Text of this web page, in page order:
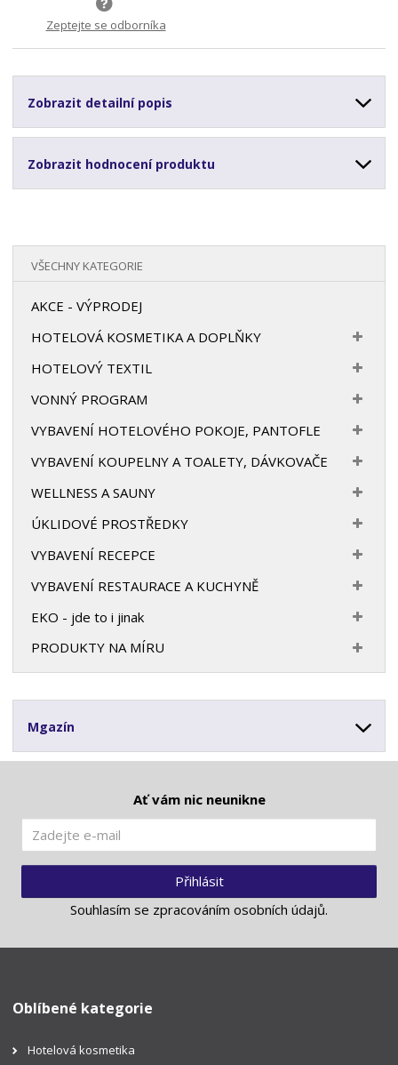
Zeptejte se odborníka
Zobrazit detailní popis
Zobrazit hodnocení produktu
VŠECHNY KATEGORIE
AKCE - VÝPRODEJ
HOTELOVÁ KOSMETIKA A DOPLŇKY
HOTELOVÝ TEXTIL
VONNÝ PROGRAM
VYBAVENÍ HOTELOVÉHO POKOJE, PANTOFLE
VYBAVENÍ KOUPELNY A TOALETY, DÁVKOVAČE
WELLNESS A SAUNY
ÚKLIDOVÉ PROSTŘEDKY
VYBAVENÍ RECEPCE
VYBAVENÍ RESTAURACE A KUCHYNĚ
EKO - jde to i jinak
PRODUKTY NA MÍRU
Mgazín
Ať vám nic neunikne
Přihlásit
Souhlasím se zpracováním osobních údajů.
Oblíbené kategorie
Hotelová kosmetika